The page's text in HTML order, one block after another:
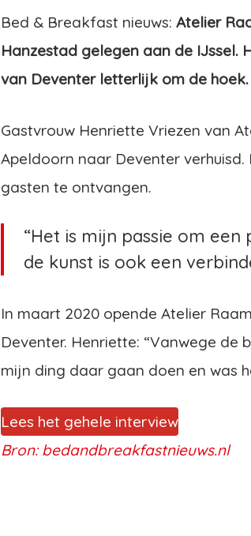
Bed & Breakfast nieuws: Atelier
Hanzestad gelegen aan de IJssel.
van Deventer letterlijk om de
Gastvrouw Henriette Vriezen van
Apeldoorn naar Deventer
gasten te ontvangen.
“Het is mijn passie om
de kunst is ook een
In maart 2020 opende Atelier
Deventer. Henriette: “Vanwege
mijn ding daar gaan doen en was
Lees het gehele interview
Bron: bedandbreakfastnieuws.nl